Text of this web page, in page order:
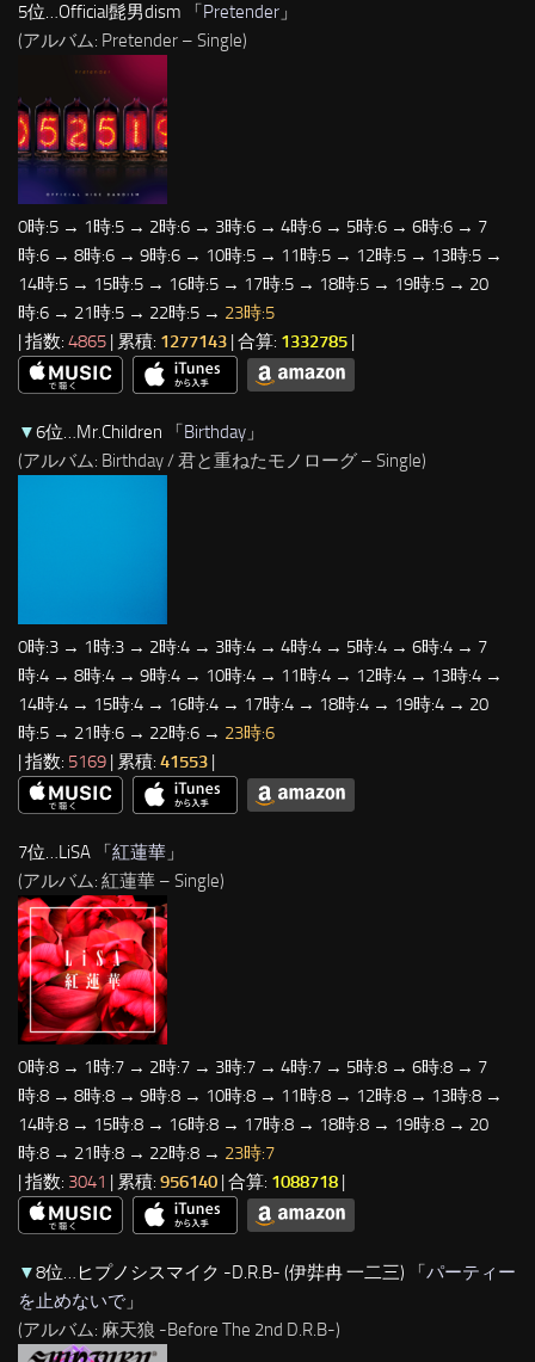
5位…Official髭男dism 「Pretender 」
(アルバム: Pretender – Single)
0時:5 → 1時:5 → 2時:6 → 3時:6 → 4時:6 → 5時:6 → 6時:6 → 7
時:6 → 8時:6 → 9時:6 → 10時:5 → 11時:5 → 12時:5 → 13時:5 →
14時:5 → 15時:5 → 16時:5 → 17時:5 → 18時:5 → 19時:5 → 20
時:6 → 21時:5 → 22時:5 → 23時:5
| 指数: 4865 | 累積: 1277143 | 合算: 1332785 |
▼6位…Mr.Children 「Birthday 」
(アルバム: Birthday / 君と重ねたモノローグ – Single)
0時:3 → 1時:3 → 2時:4 → 3時:4 → 4時:4 → 5時:4 → 6時:4 → 7
時:4 → 8時:4 → 9時:4 → 10時:4 → 11時:4 → 12時:4 → 13時:4 →
14時:4 → 15時:4 → 16時:4 → 17時:4 → 18時:4 → 19時:4 → 20
時:5 → 21時:6 → 22時:6 → 23時:6
| 指数: 5169 | 累積: 41553 |
7位…LiSA 「紅蓮華 」
(アルバム: 紅蓮華 – Single)
0時:8 → 1時:7 → 2時:7 → 3時:7 → 4時:7 → 5時:8 → 6時:8 → 7
時:8 → 8時:8 → 9時:8 → 10時:8 → 11時:8 → 12時:8 → 13時:8 →
14時:8 → 15時:8 → 16時:8 → 17時:8 → 18時:8 → 19時:8 → 20
時:8 → 21時:8 → 22時:8 → 23時:7
| 指数: 3041 | 累積: 956140 | 合算: 1088718 |
▼8位…ヒプノシスマイク -D.R.B- (伊弉冉 一二三) 「パーティー
を止めないで 」
(アルバム: 麻天狼 -Before The 2nd D.R.B-)